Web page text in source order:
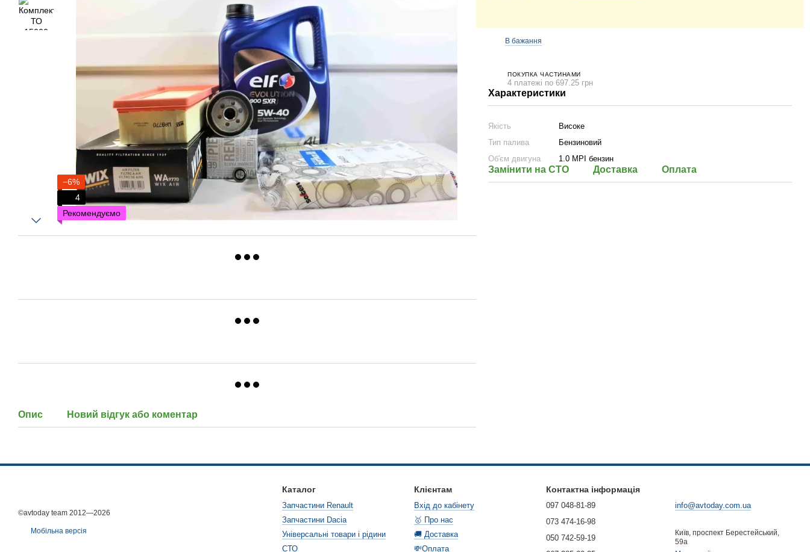
−6%
4
Рекомендуємо
Опис Новий відгук або коментар
В бажання
ПОКУПКА ЧАСТИНАМИ
4 платежі по 697.25 грн
Характеристики
Якість
Високе
Тип палива
Бензиновий
Об'єм двигуна
1.0 MPI бензин
Замінити на СТО Доставка Оплата
©avtoday team 2012—2026
Мобільна версія
Каталог
Запчастини Renault
Запчастини Dacia
Універсальні товари і рідини
СТО
Клієнтам
Вхід до кабінету
🥇 Про нас
🚚 Доставка
💸Оплата
Контактна інформація
097 048-81-89
073 474-16-98
050 742-59-19
info@avtoday.com.ua
Київ, проспект Берестейський,
59а